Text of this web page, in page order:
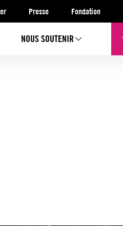
Presse Fondation
NOUS SOUTENIR